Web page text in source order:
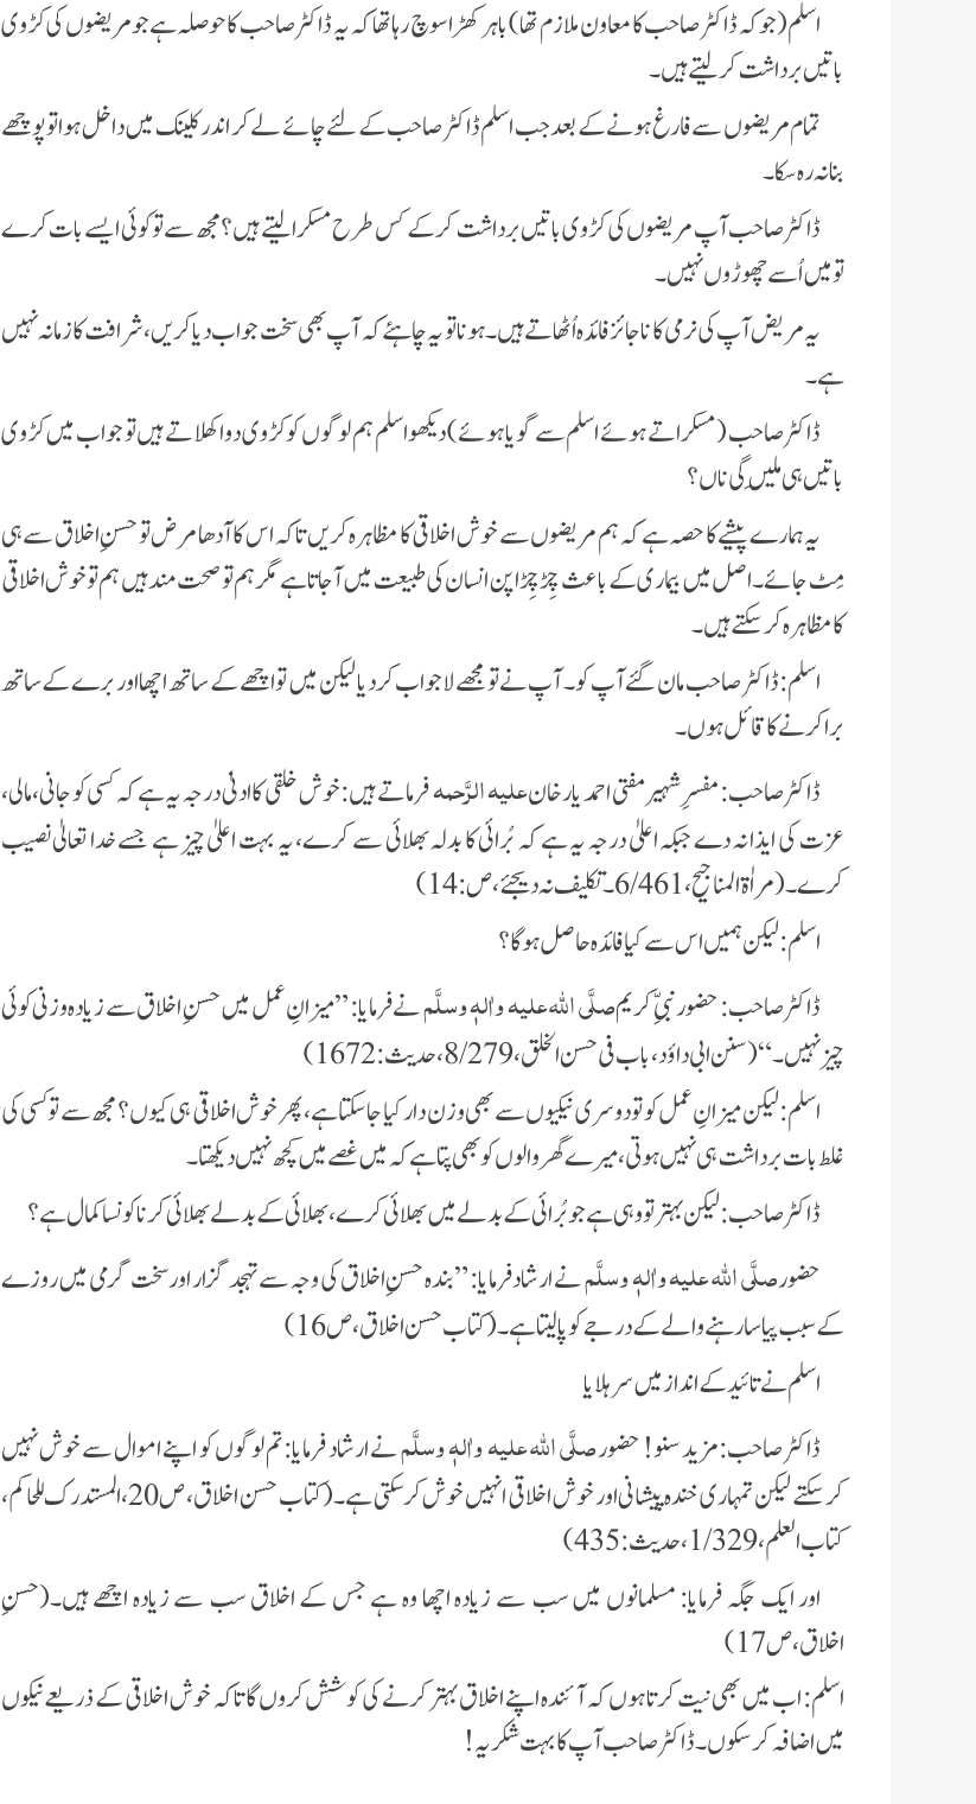
اسلم(جوکہ ڈاکٹر صاحب کا معاون ملازم تھا) باہر کھڑا سوچ رہا تھا کہ یہ ڈاکٹر صاحب کا حوصلہ ہےجو مریضوں کی کڑوی
باتیں برداشت کرلیتے ہیں۔
تمام مریضوں سے فارغ ہونے کے بعد جب اسلم ڈاکٹر صاحب کے لئے چائے لے کر اندر کلینک میں داخل ہوا تو پوچھے
بنا نہ رہ سکا۔
ڈاکٹر صاحب آپ مریضوں کی کڑوی باتیں برداشت کرکے کس طرح مسکرا لیتے ہیں؟ مجھ سے تو کوئی ایسے بات کرے
تو میں اُسے چھوڑوں نہیں۔
یہ مریض آپ کی نرمی کا ناجائز فائدہ اُٹھاتے ہیں۔ ہونا تو یہ چاہئے کہ آپ بھی سخت جواب دیا کریں، شرافت کا زمانہ نہیں
ہے۔
ڈاکٹر صاحب (مسکراتے ہوئے اسلم سے گویا ہوئے) دیکھو اسلم ہم لوگوں کو کڑوی دوا کھلاتے ہیں تو جواب میں کڑوی
باتیں ہی مِلیں گی ناں؟
یہ ہمارے پیشے کا حصہ ہے کہ ہم مریضوں سے خوش اخلاقی کا مظاہرہ کریں تاکہ اس کا آدھا مرض تو حسنِ اخلاق سے ہی
مِٹ جائے۔ اصل میں بیماری کے باعث چِڑ چِڑا پن انسان کی طبیعت میں آجاتا ہے مگر ہم تو صحت مند ہیں ہم تو خوش اخلاقی
کا مظاہرہ کرسکتے ہیں۔
اسلم: ڈاکٹر صاحب مان گئے آپ کو۔ آپ نے تو مجھے لاجواب کردیا لیکن میں تو اچھے کے ساتھ اچھا اور برے کے ساتھ
برا کرنے کا قائل ہوں۔
ڈاکٹر صاحب: مفسرِ شہیر مفتی احمد یار خانعلیہ الرَّحمہفرماتے ہیں: خوش خلقی کا ادنیٰ درجہ یہ ہے کہ کسی کو جانی، مالی،
عزت کی ایذا نہ دے جبکہ اعلیٰ درجہ یہ ہے کہ بُرائی کا بدلہ بھلائی سے کرے، یہ بہت اعلیٰ چیز ہے جسے خدا تعالیٰ نصیب
کرے۔(مراٰۃ المناجیح، 6/461۔ تکلیف نہ دیجئے،ص:14)
اسلم: لیکن ہمیں اس سے کیا فائدہ حاصل ہوگا؟
ڈاکٹر صاحب: حضور نبیِّ کریمصلَّی اللہ علیہ واٰلہٖ وسلَّمنے فرمایا: ”میزانِ عمل میں حسنِ اخلاق سے زیادہ وزنی کوئی
چیز نہیں۔“(سنن ابی داؤد، باب فی حسن الخلق، 8/279، حدیث:1672)
اسلم: لیکن میزانِ عمل کو تو دوسری نیکیوں سے بھی وزن دار کیا جاسکتا ہے، پھر خوش اخلاقی ہی کیوں؟ مجھ سے تو کسی کی
غلط بات برداشت ہی نہیں ہوتی، میرے گھر والوں کو بھی پتا ہے کہ میں غصے میں کچھ نہیں دیکھتا۔
ڈاکٹر صاحب: لیکن بہتر تو وہی ہے جو بُرائی کے بدلے میں بھلائی کرے، بھلائی کے بدلے بھلائی کرنا کونسا کمال ہے؟
حضورصلَّی اللہ علیہ واٰلہٖ وسلَّمنے ارشاد فرمایا: ”بندہ حسنِ اخلاق کی وجہ سے تہجد گزار اور سخت گرمی میں روزے
کے سبب پیاسا رہنے والے کے درجے کو پالیتا ہے۔(کتاب حسن اخلاق،ص16)
اسلم نے تائید کے انداز میں سرہلایا
ڈاکٹر صاحب: مزید سنو! حضورصلَّی اللہ علیہ واٰلہٖ وسلَّمنے ارشاد فرمایا: تم لوگوں کو اپنے اموال سے خوش نہیں
کرسکتے لیکن تمہاری خندہ پیشانی اور خوش اخلاقی انہیں خوش کرسکتی ہے۔(کتاب حسن اخلاق، ص20،المستدرک للحاکم،
کتاب العلم، 1/329،حدیث:435)
اور ایک جگہ فرمایا: مسلمانوں میں سب سے زیادہ اچھا وہ ہے جس کے اخلاق سب سے زیادہ اچھے ہیں۔(حسنِ
اخلاق،ص17)
اسلم: اب میں بھی نیت کرتا ہوں کہ آئندہ اپنے اخلاق بہتر کرنے کی کوشش کروں گا تاکہ خوش اخلاقی کے ذریعے نیکوں
میں اضافہ کرسکوں۔ ڈاکٹر صاحب آپ کا بہت شکریہ!